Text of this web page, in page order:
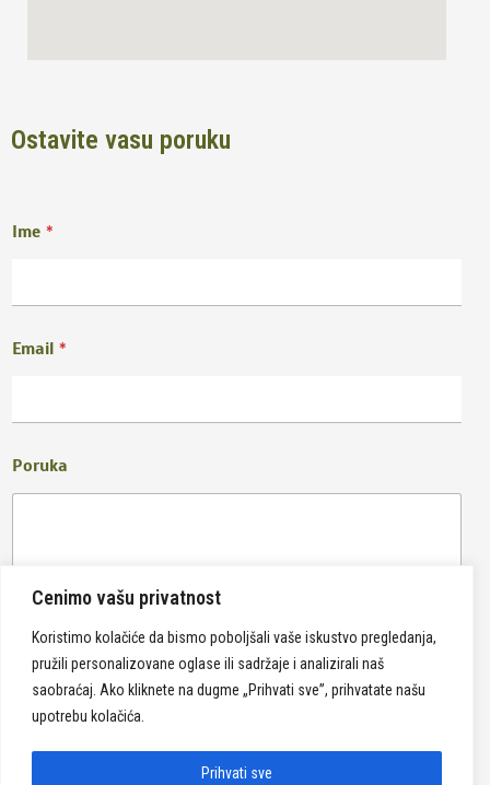
Cenimo vašu privatnost
Koristimo kolačiće da bismo poboljšali vaše iskustvo pregledanja,
pružili personalizovane oglase ili sadržaje i analizirali naš
saobraćaj. Ako kliknete na dugme „Prihvati sve”, prihvatate našu
upotrebu kolačića.
Prihvati sve
Ostavite vasu poruku
Ime *
Email *
Poruka
Pošalji